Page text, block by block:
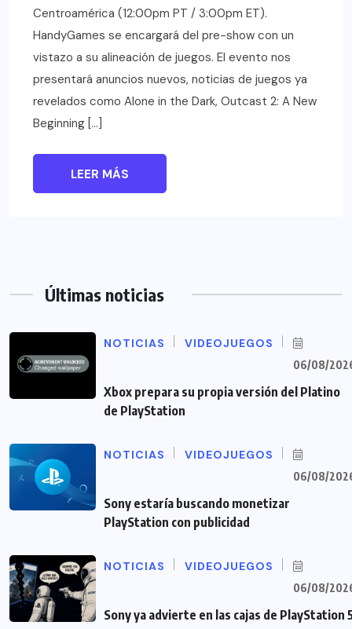
Centroamérica (12:00pm PT / 3:00pm ET).
HandyGames se encargará del pre-show con un
vistazo a su alineación de juegos. El evento nos
presentará anuncios nuevos, noticias de juegos ya
revelados como Alone in the Dark, Outcast 2: A New
Beginning […]
LEER MÁS
Últimas noticias
NOTICIAS VIDEOJUEGOS
06/08/
Xbox prepara su propia versión del Platino
de PlayStation
NOTICIAS VIDEOJUEGOS
06/08/
Sony estaría buscando monetizar
PlayStation con publicidad
NOTICIAS VIDEOJUEGOS
06/08/
Sony ya advierte en las cajas de PlayStation